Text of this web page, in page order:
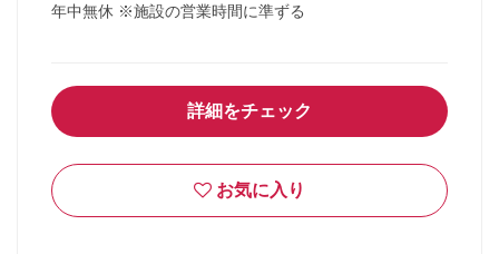
年中無休 ※施設の営業時間に準ずる
詳細をチェック
お気に入り